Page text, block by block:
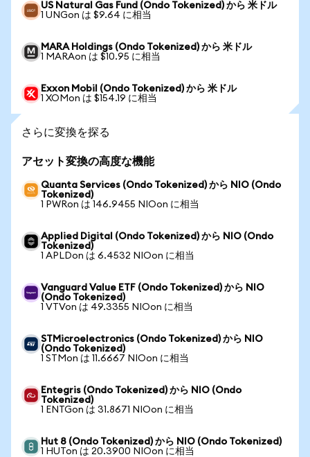
US Natural Gas Fund (Ondo Tokenized) から 米ドル
1 UNGon は $9.64 に相当
MARA Holdings (Ondo Tokenized) から 米ドル
1 MARAon は $10.95 に相当
Exxon Mobil (Ondo Tokenized) から 米ドル
1 XOMon は $154.19 に相当
さらに変換を探る
アセット変換の高度な機能
Quanta Services (Ondo Tokenized) から NIO (Ondo
Tokenized)
1 PWRon は 146.9455 NIOon に相当
Applied Digital (Ondo Tokenized) から NIO (Ondo
Tokenized)
1 APLDon は 6.4532 NIOon に相当
Vanguard Value ETF (Ondo Tokenized) から NIO
(Ondo Tokenized)
1 VTVon は 49.3355 NIOon に相当
STMicroelectronics (Ondo Tokenized) から NIO
(Ondo Tokenized)
1 STMon は 11.6667 NIOon に相当
Entegris (Ondo Tokenized) から NIO (Ondo
Tokenized)
1 ENTGon は 31.8671 NIOon に相当
Hut 8 (Ondo Tokenized) から NIO (Ondo Tokenized)
1 HUTon は 20.3900 NIOon に相当